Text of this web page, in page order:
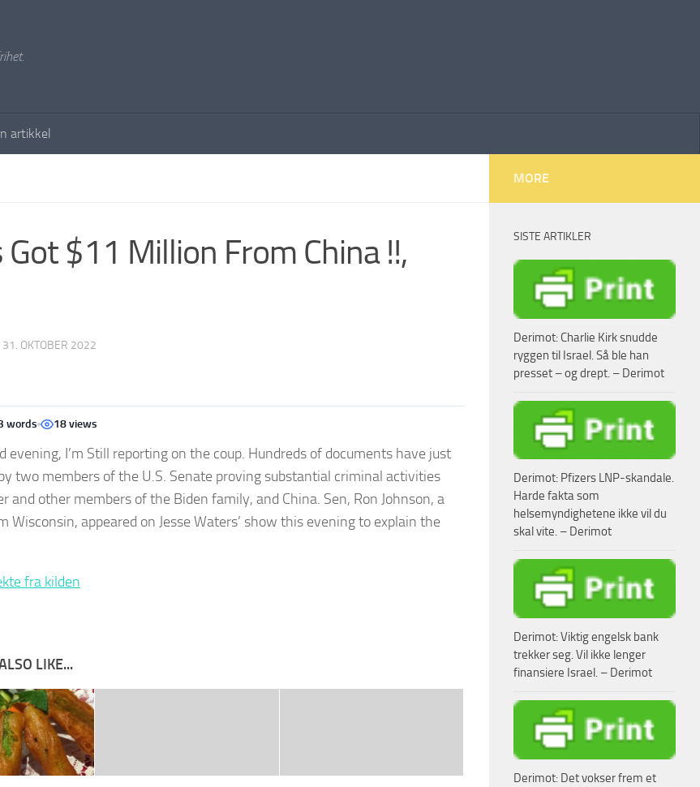
artikkel
Got $11 Million From China !!,
31. OKTOBER 2022
words 18 views
evening, I’m Still reporting on the coup. Hundreds of documents have just
two members of the U.S. Senate proving substantial criminal activities
and other members of the Biden family, and China. Sen, Ron Johnson, a
Wisconsin, appeared on Jesse Waters’ show this evening to explain the
fra kilden
LIKE...
MORE
SISTE ARTIKLER
Derimot: Charlie Kirk snudde
ryggen til Israel. Så ble han
presset – og drept. – Derimot
Derimot: Pfizers LNP-skandale.
Harde fakta som
helsemyndighetene ikke vil du
skal vite. – Derimot
Derimot: Viktig engelsk bank
trekker seg. Vil ikke lenger
finansiere Israel. – Derimot
Derimot: Det vokser frem et